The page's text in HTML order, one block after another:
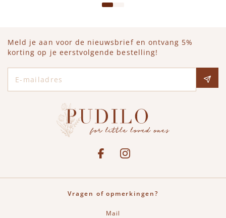
Meld je aan voor de nieuwsbrief en ontvang 5%
korting op je eerstvolgende bestelling!
See our FacebookBekijk onze Instagram pagina
Vragen of opmerkingen?
Mail